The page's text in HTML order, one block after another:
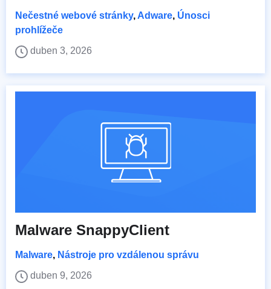
Nečestné webové stránky,Adware, Únosci
prohlížeče
duben 3, 2026
Malware SnappyClient
Malware, Nástroje pro vzdálenou správu
duben 9, 2026